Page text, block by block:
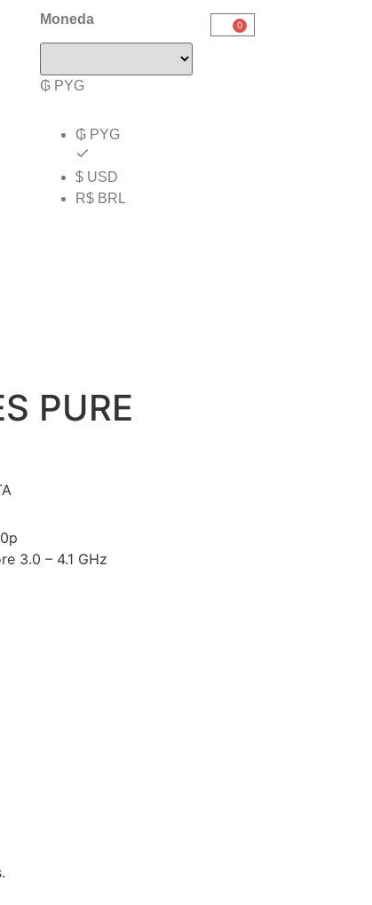
Moneda
₲ PYG
₲ PYG
$ USD
R$ BRL
0
PURE
3.0 – 4.1 GHz